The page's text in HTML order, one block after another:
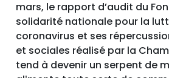
mars, le rapport d’audit du
solidarité nationale pour la
coronavirus et ses
et sociales réalisé par la
tend à devenir un serpent de